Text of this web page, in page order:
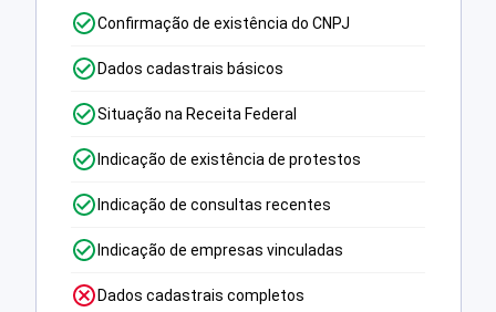
Confirmação de existência do CNPJ
Dados cadastrais básicos
Situação na Receita Federal
Indicação de existência de protestos
Indicação de consultas recentes
Indicação de empresas vinculadas
Dados cadastrais completos